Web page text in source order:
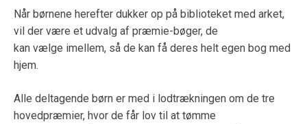
Når børnene herefter dukker op på biblioteket med arket,
vil der være et udvalg af præmie-bøger, de
kan vælge imellem, så de kan få deres helt egen bog med
hjem.
Alle deltagende børn er med i lodtrækningen om de tre
hovedpræmier, hvor de får lov til at tømme